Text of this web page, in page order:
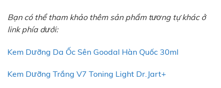
Bạn có thể tham khảo thêm sản phẩm tương tự khác ở
link phía dưới:
Kem Dưỡng Da Ốc Sên Goodal Hàn Quốc 30ml
Kem Dưỡng Trắng V7 Toning Light Dr.Jart+